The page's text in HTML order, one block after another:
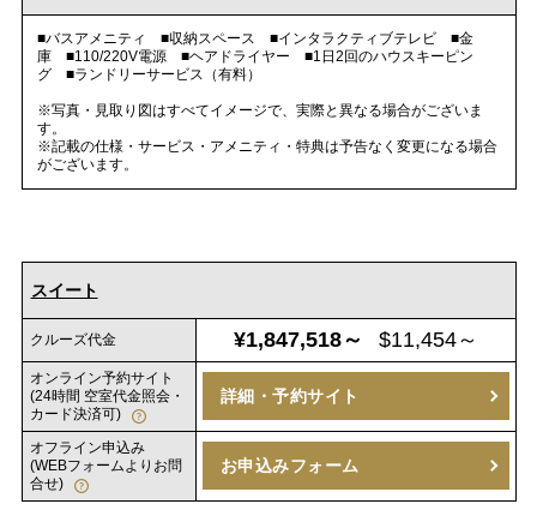
■バスアメニティ ■収納スペース ■インタラクティブテレビ ■金
庫 ■110/220V電源 ■ヘアドライヤー ■1日2回のハウスキーピン
グ ■ランドリーサービス（有料）
※写真・見取り図はすべてイメージで、実際と異なる場合がございま
す。
※記載の仕様・サービス・アメニティ・特典は予告なく変更になる場合
がございます。
スイート
クルーズ代金 ¥1,847,518～ $11,454～
オンライン予約サイト
(24時間 空室代金照会・
カード決済可)
詳細・予約サイト
オフライン申込み
(WEBフォームよりお問
合せ)
お申込みフォーム